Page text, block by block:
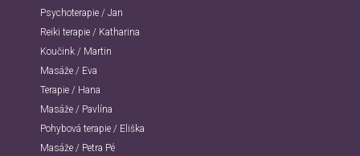
Psychoterapie / Jan
Reiki terapie / Katharina
Koučink / Martin
Masáže / Eva
Terapie / Hana
Masáže / Pavlína
Pohybová terapie / Eliška
Masáže / Petra Pé